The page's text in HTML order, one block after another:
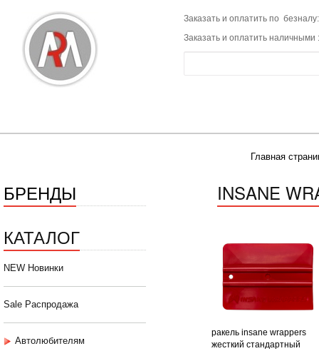
Заказать и оплатить по
Заказать и оплатить наличными
Главная
БРЕНДЫ
КАТАЛОГ
NEW Новинки
Sale Распродажа
Автолюбителям
INSANE
ракель insane wrappers
жесткий стандартный